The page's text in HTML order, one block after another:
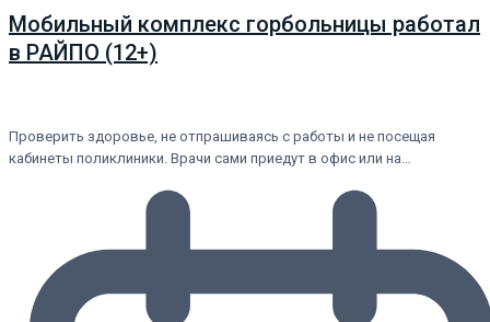
Мобильный комплекс горбольницы работал
в РАЙПО (12+)
Проверить здоровье, не отпрашиваясь с работы и не посещая
кабинеты поликлиники. Врачи сами приедут в офис или на…